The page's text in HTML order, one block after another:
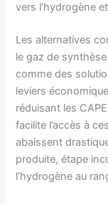
vers l’hydrogène
Les alternatives
le gaz de
comme des
leviers
réduisant les
facilite l’accès à
abaissent
produite, étape
l’hydrogène au